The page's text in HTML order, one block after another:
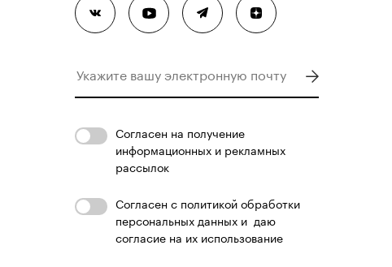
Согласен на получение
информационных и рекламных
рассылок
Согласен с политикой обработки
персональных данных и даю
согласие на их использование